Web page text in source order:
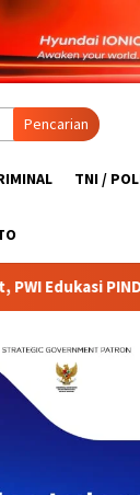
Pencarian
TNI /
Publik